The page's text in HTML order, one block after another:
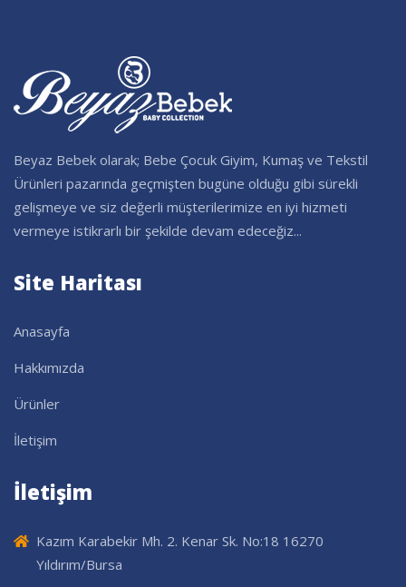
Beyaz Bebek olarak; Bebe Çocuk Giyim, Kumaş ve Tekstil
Ürünleri pazarında geçmişten bugüne olduğu gibi sürekli
gelişmeye ve siz değerli müşterilerimize en iyi hizmeti
vermeye istikrarlı bir şekilde devam edeceğiz...
Site Haritası
Anasayfa
Hakkımızda
Ürünler
İletişim
İletişim
Kazım Karabekir Mh. 2. Kenar Sk. No:18 16270
Yıldırım/Bursa